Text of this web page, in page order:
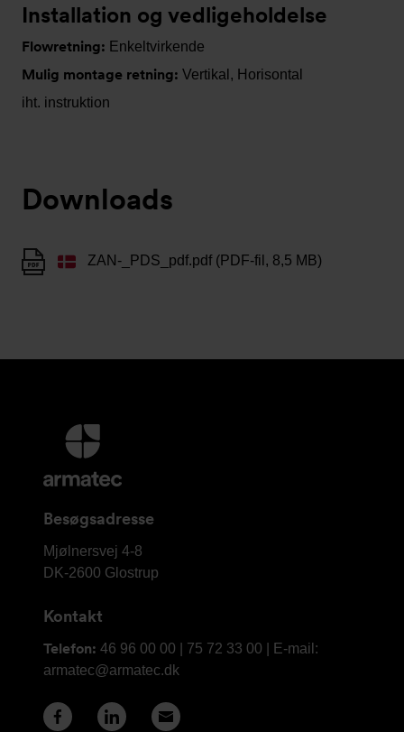
Installation og vedligeholdelse
Flowretning: Enkeltvirkende
Mulig montage retning: Vertikal, Horisontal
iht. instruktion
Downloads
ZAN-_PDS_pdf.pdf (PDF-fil, 8,5 MB)
Yderligere
information
og
Besøgsadresse
Armatec
A/S
Mjølnersvej 4-8
DK-2600 Glostrup
Kontakt
Telefon: 46 96 00 00 | 75 72 33 00 | E-mail:
armatec@armatec.dk